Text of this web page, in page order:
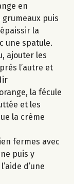
en
puis
la
une spatule.
ajouter les
l’autre et
la fécule
et les
la crème
fermes avec
puis y
d’une